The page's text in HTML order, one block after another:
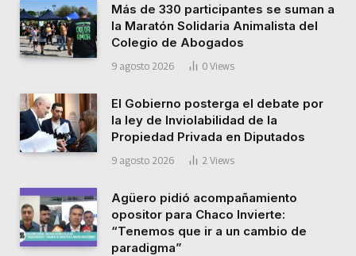
Más de 330 participantes se suman a
la Maratón Solidaria Animalista del
Colegio de Abogados
9 agosto 2026 0 Views
El Gobierno posterga el debate por
la ley de Inviolabilidad de la
Propiedad Privada en Diputados
9 agosto 2026 2 Views
Agüero pidió acompañamiento
opositor para Chaco Invierte:
“Tenemos que ir a un cambio de
paradigma”